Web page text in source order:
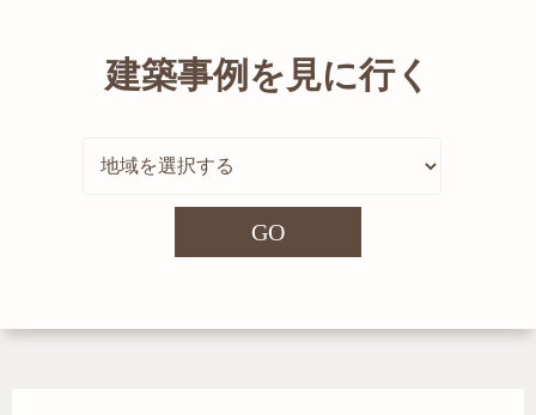
建築事例を見に行く
GO